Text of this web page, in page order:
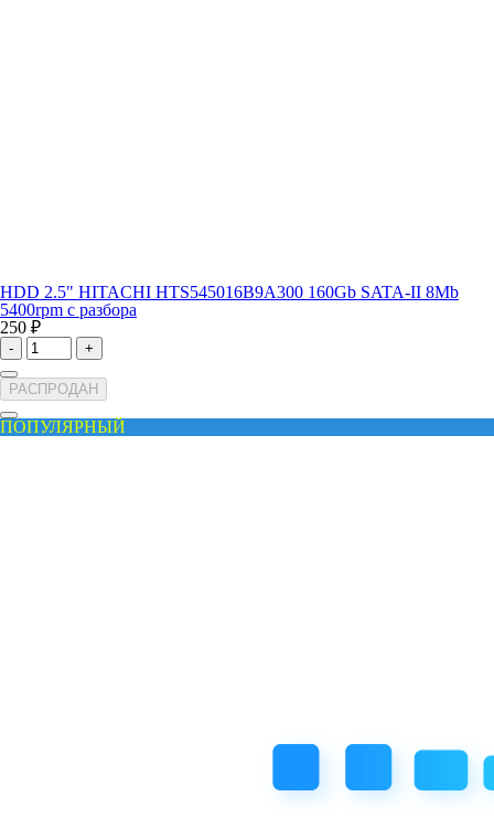
HDD 2.5" HITACHI HTS545016B9A300 160Gb SATA-II 8Mb
5400rpm с разбора
250 ₽
- +
РАСПРОДАН
ПОПУЛЯРНЫЙ